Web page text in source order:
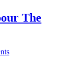
The